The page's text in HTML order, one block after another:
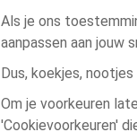
Als je ons
aanpassen aan jouw
Dus, koekjes,
Om je voorkeuren
'Cookievoorkeuren'